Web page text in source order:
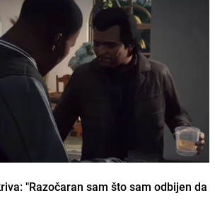
"Razočaran sam što sam odbijen da